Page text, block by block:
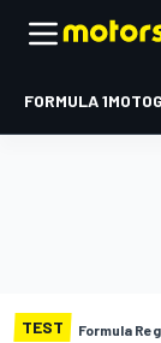
FORMULA 1
TEST Formula